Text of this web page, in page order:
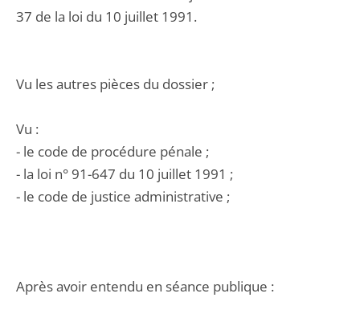
37 de la loi du 10 juillet 1991.
Vu les autres pièces du dossier ;
Vu :
- le code de procédure pénale ;
- la loi n° 91-647 du 10 juillet 1991 ;
- le code de justice administrative ;
Après avoir entendu en séance publique :